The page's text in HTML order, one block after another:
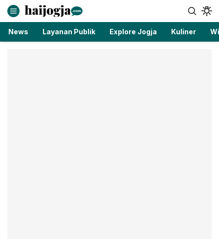
haijogja.com
Berita Jogja Terbaru dan Terkini
News Layanan Publik Explore Jogja Kuliner